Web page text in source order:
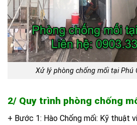
Xử lý phòng chống mối tại Phú
2/ Quy trình phòng chống
+ Bước 1: Hào Chống mối: Kỹ thuật